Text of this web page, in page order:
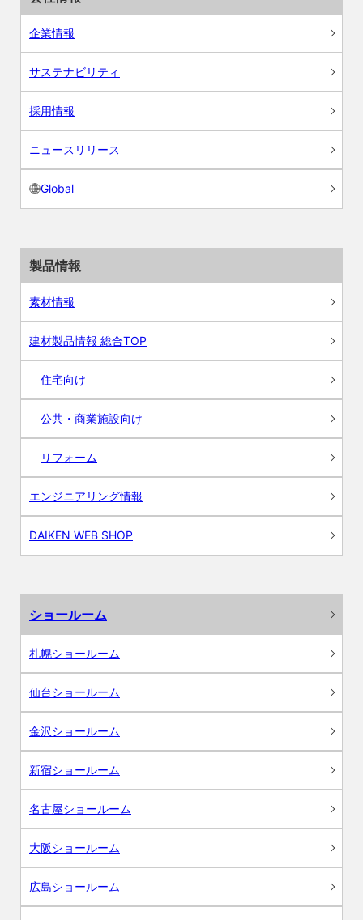
企業情報
サステナビリティ
採用情報
ニュースリリース
Global
製品情報
素材情報
建材製品情報 総合TOP
住宅向け
公共・商業施設向け
リフォーム
エンジニアリング情報
DAIKEN WEB SHOP
ショールーム
札幌ショールーム
仙台ショールーム
金沢ショールーム
新宿ショールーム
名古屋ショールーム
大阪ショールーム
広島ショールーム